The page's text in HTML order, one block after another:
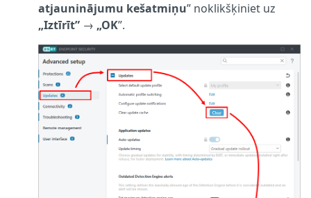
atjauninājumu kešatmiņu” noklikšķiniet uz
„Iztīrīt” → „OK”.